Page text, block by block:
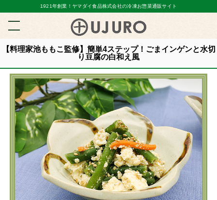
1921年創業！ヤマダイ食品株式会社の冷凍お惣菜通販サイト
【料理家池ももこ監修】簡単4ステップ！ごまインゲンと水切
り豆腐の白和え風